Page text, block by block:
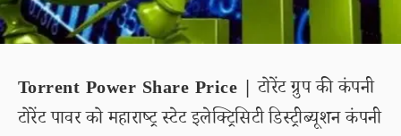
Torrent Power Share Price | टोरेंट ग्रुप की कंपनी
टोरेंट पावर को महाराष्ट्र स्टेट इलेक्ट्रिसिटी डिस्ट्रीब्यूशन कंपनी